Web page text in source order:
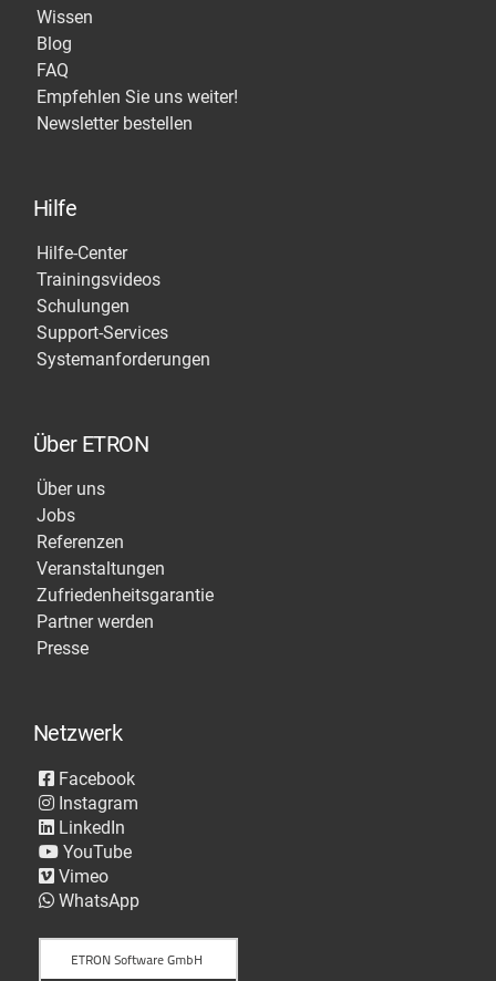
Wissen
Blog
FAQ
Empfehlen Sie uns weiter!
Newsletter bestellen
Hilfe
Hilfe-Center
Trainingsvideos
Schulungen
Support-Services
Systemanforderungen
Über ETRON
Über uns
Jobs
Referenzen
Veranstaltungen
Zufriedenheitsgarantie
Partner werden
Presse
Netzwerk
Facebook
Instagram
LinkedIn
YouTube
Vimeo
WhatsApp